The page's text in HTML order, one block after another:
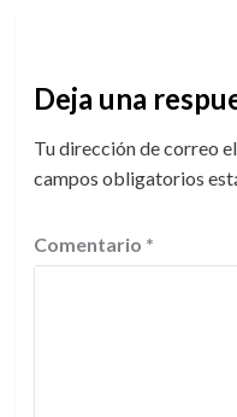
Deja una
Tu dirección de correo
campos obligatorios
Comentario *